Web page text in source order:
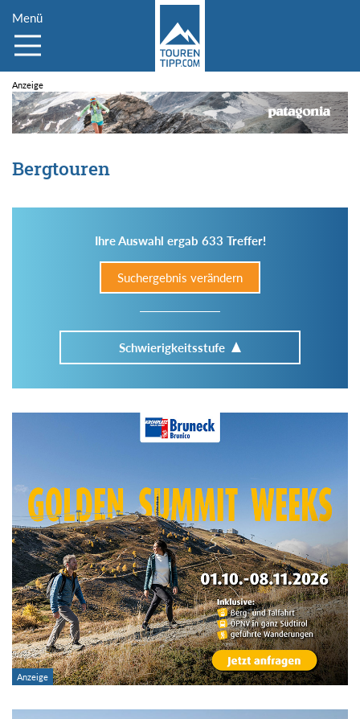
Menü
Bergtouren
Ihre Auswahl ergab 633 Treffer!
Suchergebnis verändern
Schwierigkeitsstufe
Im Tourenarchiv suchen
Region:
Gebirge:
Art der Tour: